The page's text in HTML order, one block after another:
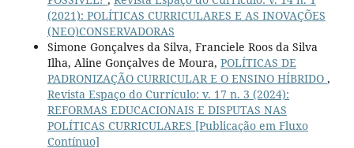
(2021): POLÍTICAS CURRICULARES E AS INOVAÇÕES
(NEO)CONSERVADORAS
Simone Gonçalves da Silva, Franciele Roos da Silva
Ilha, Aline Gonçalves de Moura, POLÍTICAS DE
PADRONIZAÇÃO CURRICULAR E O ENSINO HÍBRIDO ,
Revista Espaço do Currículo: v. 17 n. 3 (2024):
REFORMAS EDUCACIONAIS E DISPUTAS NAS
POLÍTICAS CURRICULARES [Publicação em Fluxo
Contínuo]